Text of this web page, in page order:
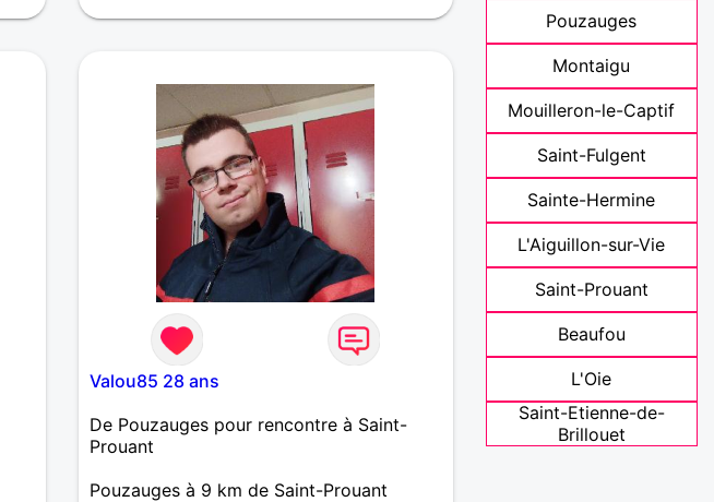
Valou85 28 ans
De Pouzauges pour rencontre à Saint-
Prouant
Pouzauges à 9 km de Saint-Prouant
Pouzauges
Montaigu
Mouilleron-le-Captif
Saint-Fulgent
Sainte-Hermine
L'Aiguillon-sur-Vie
Saint-Prouant
Beaufou
L'Oie
Saint-Etienne-de-
Brillouet